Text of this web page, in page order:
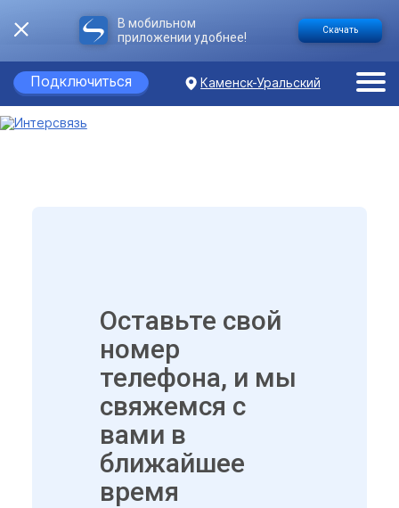
В мобильном
приложении удобнее!
Скачать
Подключиться Каменск-Уральский
Оставьте свой
номер
телефона, и мы
свяжемся с
вами в
ближайшее
время